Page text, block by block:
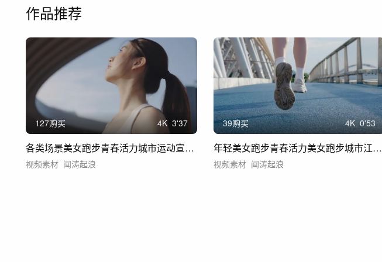
作品推荐
127购买 4K 3'37
各类场景美女跑步青春活力城市运动宣传晨跑
视频素材 闻涛起浪
39购买 4K 0'53
年轻美女跑步青春活力美女跑步城市江边运动
视频素材 闻涛起浪